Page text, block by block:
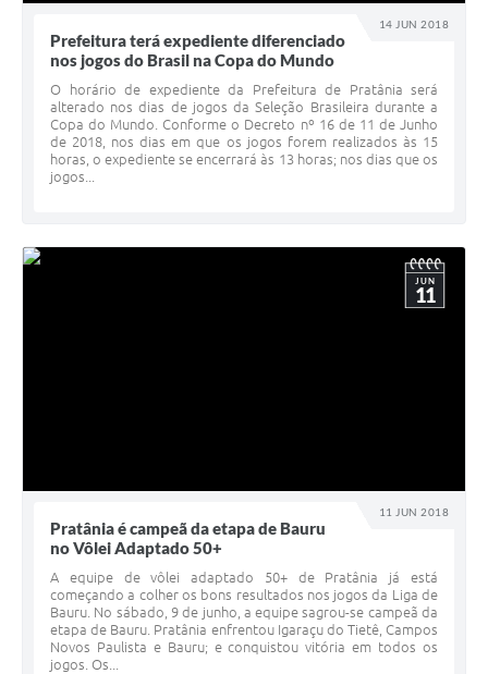
14 JUN 2018
Prefeitura terá expediente diferenciado
nos jogos do Brasil na Copa do Mundo
O horário de expediente da Prefeitura de Pratânia será
alterado nos dias de jogos da Seleção Brasileira durante a
Copa do Mundo. Conforme o Decreto nº 16 de 11 de Junho
de 2018, nos dias em que os jogos forem realizados às 15
horas, o expediente se encerrará às 13 horas; nos dias que os
jogos...
11 JUN 2018
JUN
11
Pratânia é campeã da etapa de Bauru
no Vôlei Adaptado 50+
A equipe de vôlei adaptado 50+ de Pratânia já está
começando a colher os bons resultados nos jogos da Liga de
Bauru. No sábado, 9 de junho, a equipe sagrou-se campeã da
etapa de Bauru. Pratânia enfrentou Igaraçu do Tietê, Campos
Novos Paulista e Bauru; e conquistou vitória em todos os
jogos. Os...